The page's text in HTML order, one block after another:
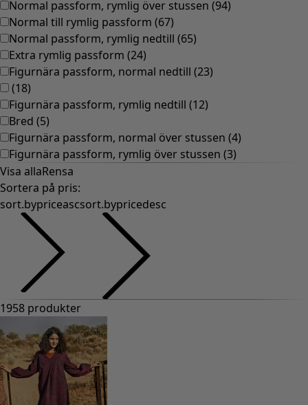
Normal passform, rymlig över stussen (94)
Normal till rymlig passform (67)
Normal passform, rymlig nedtill (65)
Extra rymlig passform (24)
Figurnära passform, normal nedtill (23)
(18)
Figurnära passform, rymlig nedtill (12)
Bred (5)
Figurnära passform, normal över stussen (4)
Figurnära passform, rymlig över stussen (3)
Visa allaRensa
Sortera på pris:
sort.bypriceascsort.bypricedesc
1958 produkter